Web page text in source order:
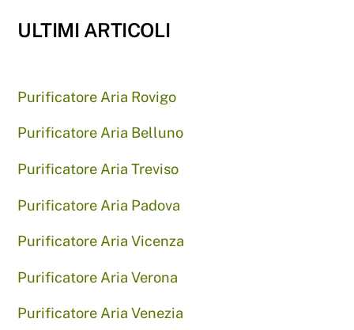
ULTIMI ARTICOLI
Purificatore Aria Rovigo
Purificatore Aria Belluno
Purificatore Aria Treviso
Purificatore Aria Padova
Purificatore Aria Vicenza
Purificatore Aria Verona
Purificatore Aria Venezia